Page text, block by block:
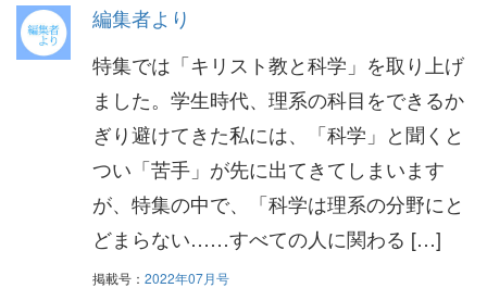
編集者より
特集では「キリスト教と科学」を取り上げ
ました。学生時代、理系の科目をできるか
ぎり避けてきた私には、「科学」と聞くと
つい「苦手」が先に出てきてしまいます
が、特集の中で、「科学は理系の分野にと
どまらない……すべての人に関わる […]
掲載号： 2022年07月号